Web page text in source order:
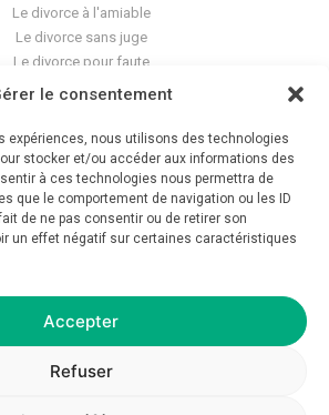
le consentement
expériences, nous utilisons des technologies
stocker et/ou accéder aux informations des
à ces technologies nous permettra de
que le comportement de navigation ou les ID
de ne pas consentir ou de retirer son
un effet négatif sur certaines caractéristiques
Accepter
Refuser
Le divorce à l'amiable
Le divorce sans juge
Le divorce pour faute
Le divorce accepté
La séparation de corps
Les violences conjugales
Le blog du cabinet
Glossaire
Déontologie
Politique de confidentialité